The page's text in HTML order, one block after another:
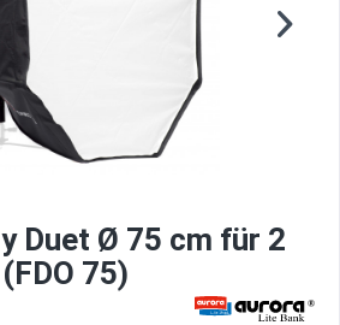
Duet Ø 75 cm für 2
75)